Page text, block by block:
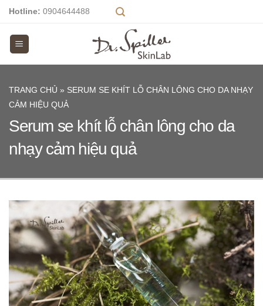
Skip
content
Hotline: 0904644488
TRANG CHỦ » SERUM SE KHÍT LỖ CHÂN LÔNG CHO DA NHẠY
CẢM HIỆU QUẢ
Serum se khít lỗ chân lông cho da
nhạy cảm hiệu quả